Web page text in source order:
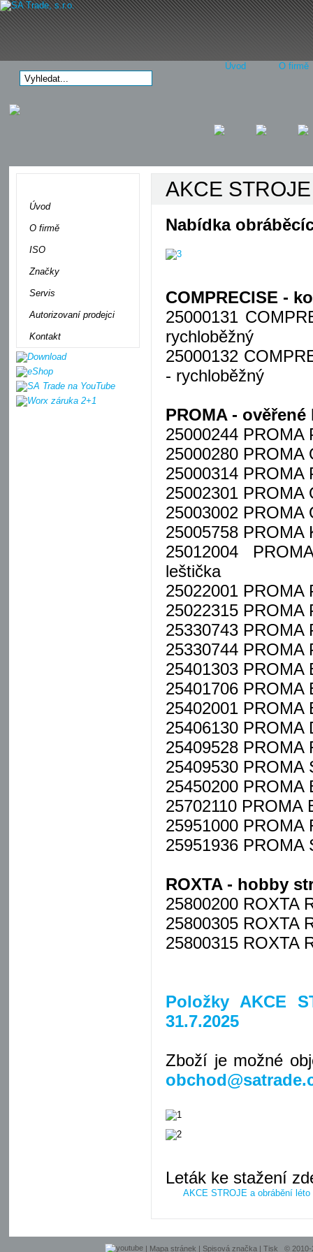
Úvod O firmě
Úvod
O firmě
ISO
Značky
Servis
Autorizovaní prodejci
Kontakt
AKCE
Nabídka
COMPRECISE -
25000131
rychloběžný
25000132
- rychloběžný
PROMA -
25000244 PROMA
25000280
25000314 PROMA
25002301 PROMA
25003002 PROMA
25005758 PROMA
25012004
leštička
25022001 PROMA
25022315 PROMA
25330743 PROMA
25330744 PROMA
25401303 PROMA
25401706 PROMA
25402001 PROMA
25406130 PROMA
25409528
25409530 PROMA
25450200 PROMA
25702110 PROMA
25951000 PROMA
25951936 PROMA
ROXTA - hobby
25800200 ROXTA
25800305 ROXTA
25800315 ROXTA
Položky AKCE
31.7.2025
Zboží je možné
Leták ke stažení
AKCE STROJE a obrábění
| Mapa stránek | Spisová značka | Tisk © 2010-